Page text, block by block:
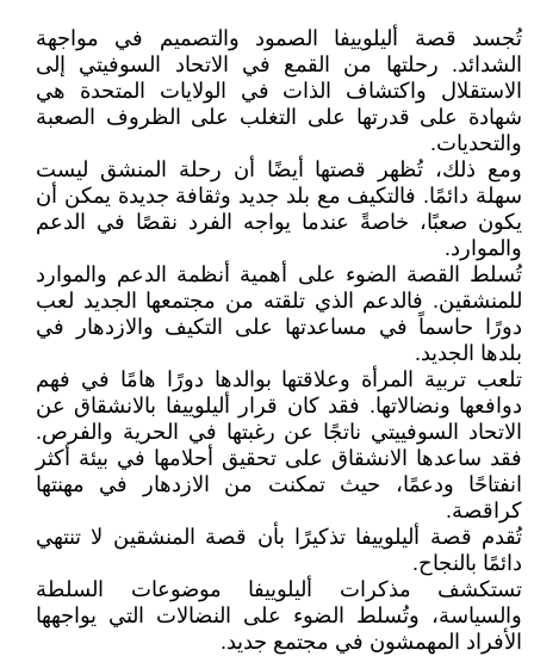
تُجسد قصة أليلوييفا الصمود والتصميم في مواجهة
الشدائد. رحلتها من القمع في الاتحاد السوفيتي إلى
الاستقلال واكتشاف الذات في الولايات المتحدة هي
شهادة على قدرتها على التغلب على الظروف الصعبة
والتحديات.
ومع ذلك، تُظهر قصتها أيضًا أن رحلة المنشق ليست
سهلة دائمًا. فالتكيف مع بلد جديد وثقافة جديدة يمكن أن
يكون صعبًا، خاصةً عندما يواجه الفرد نقصًا في الدعم
والموارد.
تُسلط القصة الضوء على أهمية أنظمة الدعم والموارد
للمنشقين. فالدعم الذي تلقته من مجتمعها الجديد لعب
دورًا حاسماً في مساعدتها على التكيف والازدهار في
بلدها الجديد.
تلعب تربية المرأة وعلاقتها بوالدها دورًا هامًا في فهم
دوافعها ونضالاتها. فقد كان قرار أليلوييفا بالانشقاق عن
الاتحاد السوفييتي ناتجًا عن رغبتها في الحرية والفرص.
فقد ساعدها الانشقاق على تحقيق أحلامها في بيئة أكثر
انفتاحًا ودعمًا، حيث تمكنت من الازدهار في مهنتها
كراقصة.
تُقدم قصة أليلوييفا تذكيرًا بأن قصة المنشقين لا تنتهي
دائمًا بالنجاح.
تستكشف مذكرات أليلوييفا موضوعات السلطة
والسياسة، وتُسلط الضوء على النضالات التي يواجهها
الأفراد المهمشون في مجتمع جديد.